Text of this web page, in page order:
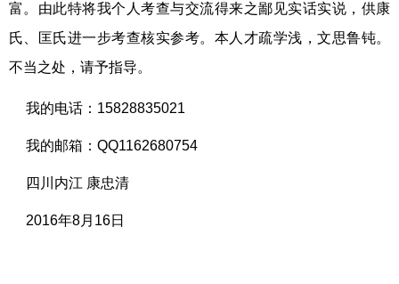
富。由此特将我个人考查与交流得来之鄙见实话实说，供康
氏、匡氏进一步考查核实参考。本人才疏学浅，文思鲁钝。
不当之处，请予指导。
我的电话：15828835021
我的邮箱：QQ1162680754
四川内江 康忠清
2016年8月16日